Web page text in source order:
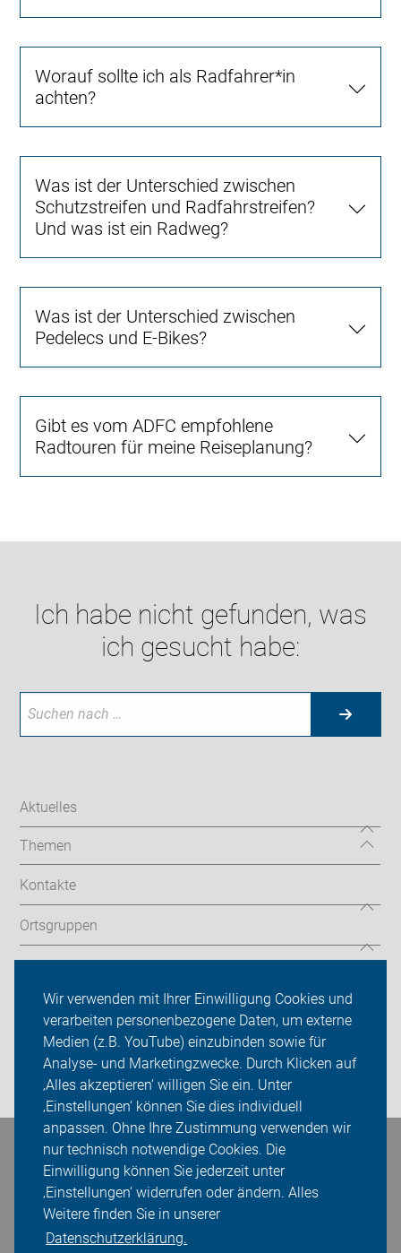
Wir verwenden mit Ihrer Einwilligung Cookies und
verarbeiten personenbezogene Daten, um externe
Medien (z.B. YouTube) einzubinden sowie für
Analyse- und Marketingzwecke. Durch Klicken auf
‚Alles akzeptieren‘ willigen Sie ein. Unter
‚Einstellungen‘ können Sie dies individuell
anpassen. Ohne Ihre Zustimmung verwenden wir
nur technisch notwendige Cookies. Die
Einwilligung können Sie jederzeit unter
‚Einstellungen‘ widerrufen oder ändern. Alles
Weitere finden Sie in unserer
Datenschutzerklärung.
Worauf sollte ich als Radfahrer*in
achten?
Was ist der Unterschied zwischen
Schutzstreifen und Radfahrstreifen?
Und was ist ein Radweg?
Was ist der Unterschied zwischen
Pedelecs und E-Bikes?
Gibt es vom ADFC empfohlene
Radtouren für meine Reiseplanung?
Ich habe nicht gefunden, was
ich gesucht habe:
Aktuelles
Themen
Kontakte
Ortsgruppen
ADFC Aachen/Düren
Sei dabei
Presse
Login
Bleiben Sie in Kontakt